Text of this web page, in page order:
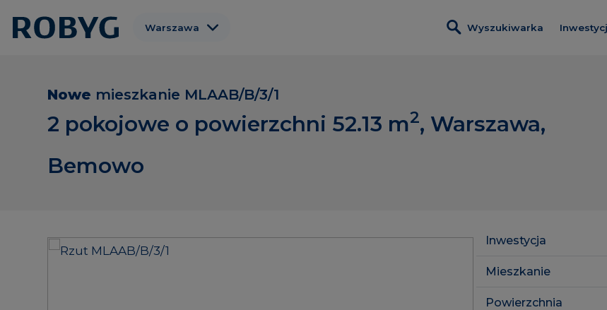
Warszawa
Wrocław
Wyszukiwarka
Nowe mieszkanie MLAAB/B/3/1
2 pokojowe o powierzchni 52.13 m2, Warszawa,
Bemowo
Inwestycja
Mieszkanie
Powierzchnia